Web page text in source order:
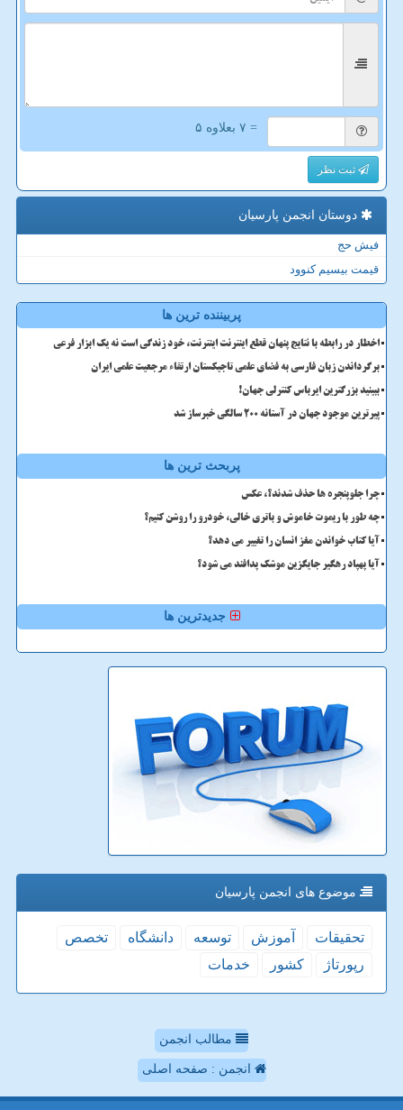
= ۷ بعلاوه ۵
ثبت نظر
دوستان انجمن پارسیان
فیش حج
قیمت بیسیم کنوود
پربیننده ترین ها
اخطار در رابطه با نتایج پنهان قطع اینترنت اینترنت، خود زندگی است نه یک ابزار فرعی
برگرداندن زبان فارسی به فضای علمی تاجیکستان ارتقاء مرجعیت علمی ایران
ببینید بزرگترین ایرباس کنترلی جهان!
پیرترین موجود جهان در آستانه ۲۰۰ سالگی خبرساز شد
پربحث ترین ها
چرا جلوپنجره ها حذف شدند؟، عکس
چه طور با ریموت خاموش و باتری خالی، خودرو را روشن کنیم؟
آیا کتاب خواندن مغز انسان را تغییر می دهد؟
آیا پهپاد رهگیر جایگزین موشک پدافند می شود؟
جدیدترین ها
موضوع های انجمن پارسیان
تحقیقات آموزش توسعه دانشگاه
تخصص
رپورتاژ
كشور خدمات
مطالب انجمن
انجمن : صفحه اصلی